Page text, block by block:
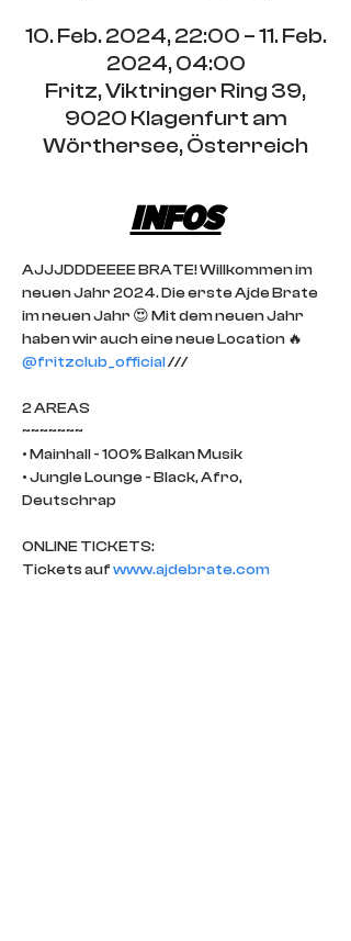
10. Feb. 2024, 22:00 – 11. Feb.
2024, 04:00
Fritz, Viktringer Ring 39,
9020 Klagenfurt am
Wörthersee, Österreich
INFOS
AJJJDDDEEEE BRATE! Willkommen im
neuen Jahr 2024. Die erste Ajde Brate
im neuen Jahr 😍 Mit dem neuen Jahr
haben wir auch eine neue Location 🔥
@fritzclub_official ///
2 AREAS
~~~~~~~
• Mainhall - 100% Balkan Musik
• Jungle Lounge - Black, Afro,
Deutschrap
ONLINE TICKETS:
Tickets auf www.ajdebrate.com